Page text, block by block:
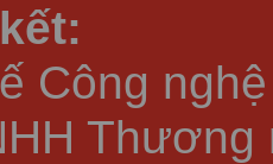
Công
Thương